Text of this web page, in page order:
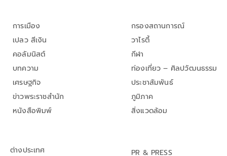
การเมือง
เปลว สีเงิน
คอลัมนิสต์
บทความ
เศรษฐกิจ
ข่าวพระราชสำนัก
หนังสือพิมพ์
กรองสถานการณ์
วาไรตี้
กีฬา
ท่องเที่ยว – ศิลปวัฒนธรรม
ประชาสัมพันธ์
ภูมิภาค
สิ่งแวดล้อม
ต่างประเทศ PR & PRESS